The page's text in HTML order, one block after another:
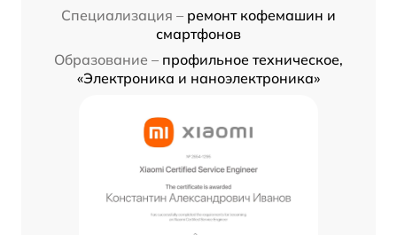
Специализация – ремонт кофемашин и
смартфонов
Образование – профильное техническое,
«Электроника и наноэлектроника»